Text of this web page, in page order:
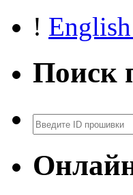
!
Поиск
Поиск